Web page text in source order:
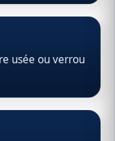
usée ou verrou